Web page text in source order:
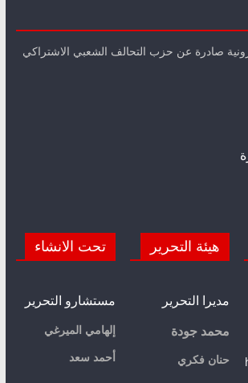
صادرة عن حزب التحالف الشعبي الاشتراكي
هيئة التحرير
مديرا التحرير
محمد جودة
حنان فكري
تحت الانشاء
مستشارو التحرير
إلهامي الميرغي
أحمد سعد